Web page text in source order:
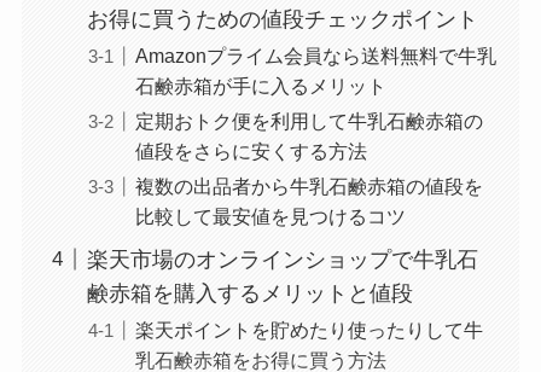
お得に買うための値段チェックポイント
Amazonプライム会員なら送料無料で牛乳
石鹸赤箱が手に入るメリット
定期おトク便を利用して牛乳石鹸赤箱の
値段をさらに安くする方法
複数の出品者から牛乳石鹸赤箱の値段を
比較して最安値を見つけるコツ
楽天市場のオンラインショップで牛乳石
鹸赤箱を購入するメリットと値段
楽天ポイントを貯めたり使ったりして牛
乳石鹸赤箱をお得に買う方法